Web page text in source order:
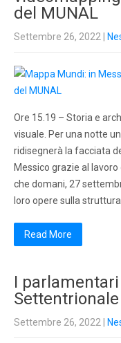
del MUNAL
Settembre 26, 2022
Ore 15.19 – Storia e
visuale. Per una notte
ridisegnerà la facciata
Messico grazie al
che domani, 27
loro opere sulla
Read More
I
Settembre 26, 2022